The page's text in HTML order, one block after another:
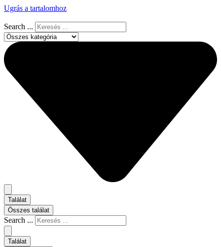
Ugrás a tartalomhoz
Search ...
Találat
Összes találat
Search ...
Találat